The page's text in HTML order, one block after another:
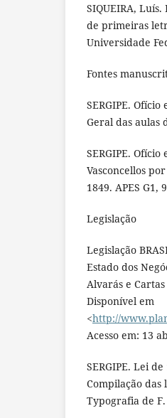
SIQUEIRA,
de primeiras
Universidade
Fontes
SERGIPE.
Geral das aulas
SERGIPE.
Vasconcellos
1849. APES G1,
Legislação
Legislação
Estado dos
Alvarás e
Disponível em
<http://
Acesso em: 13
SERGIPE. Lei
Compilação das
Typografia de F.